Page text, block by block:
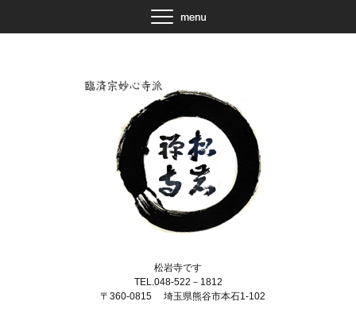
松岩寺です
TEL.048-522－1812
〒360-0815 埼玉県熊谷市本石1-102